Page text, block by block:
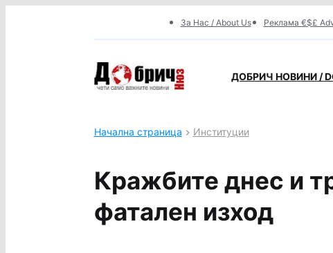
За Нас / About Us Реклама €$£
ДОБРИЧ НОВИНИ /
Начална страница Институции
Кражбите днес и
фатален изход